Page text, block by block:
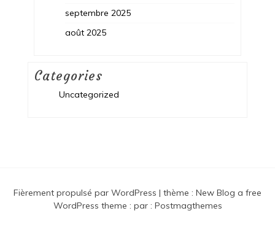
septembre 2025
août 2025
Categories
Uncategorized
Fièrement propulsé par WordPress | thème : New Blog a free
WordPress theme : par : Postmagthemes